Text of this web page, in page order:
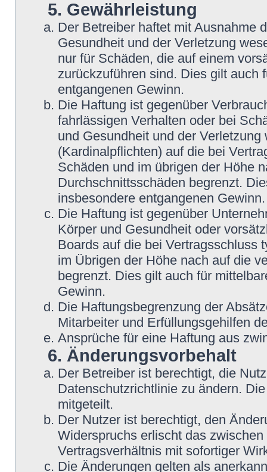
5. Gewährleistung
Der Betreiber haftet mit Ausnahme
Gesundheit und der Verletzung
nur für Schäden, die auf einem
zurückzuführen sind. Dies gilt auch
entgangenen Gewinn.
Die Haftung ist gegenüber
fahrlässigen Verhalten oder bei
und Gesundheit und der
(Kardinalpflichten) auf die bei
Schäden und im übrigen der Höhe
Durchschnittsschäden begrenzt.
insbesondere entgangenen Gewinn.
Die Haftung ist gegenüber
Körper und Gesundheit oder
Boards auf die bei Vertragsschluss
im Übrigen der Höhe nach auf die
begrenzt. Dies gilt auch für
Gewinn.
Die Haftungsbegrenzung der
Mitarbeiter und Erfüllungsgehilfen
Ansprüche für eine Haftung aus
6. Änderungsvorbehalt
Der Betreiber ist berechtigt, die
Datenschutzrichtlinie zu ändern.
mitgeteilt.
Der Nutzer ist berechtigt, den
Widerspruchs erlischt das
Vertragsverhältnis mit sofortiger
Die Änderungen gelten als